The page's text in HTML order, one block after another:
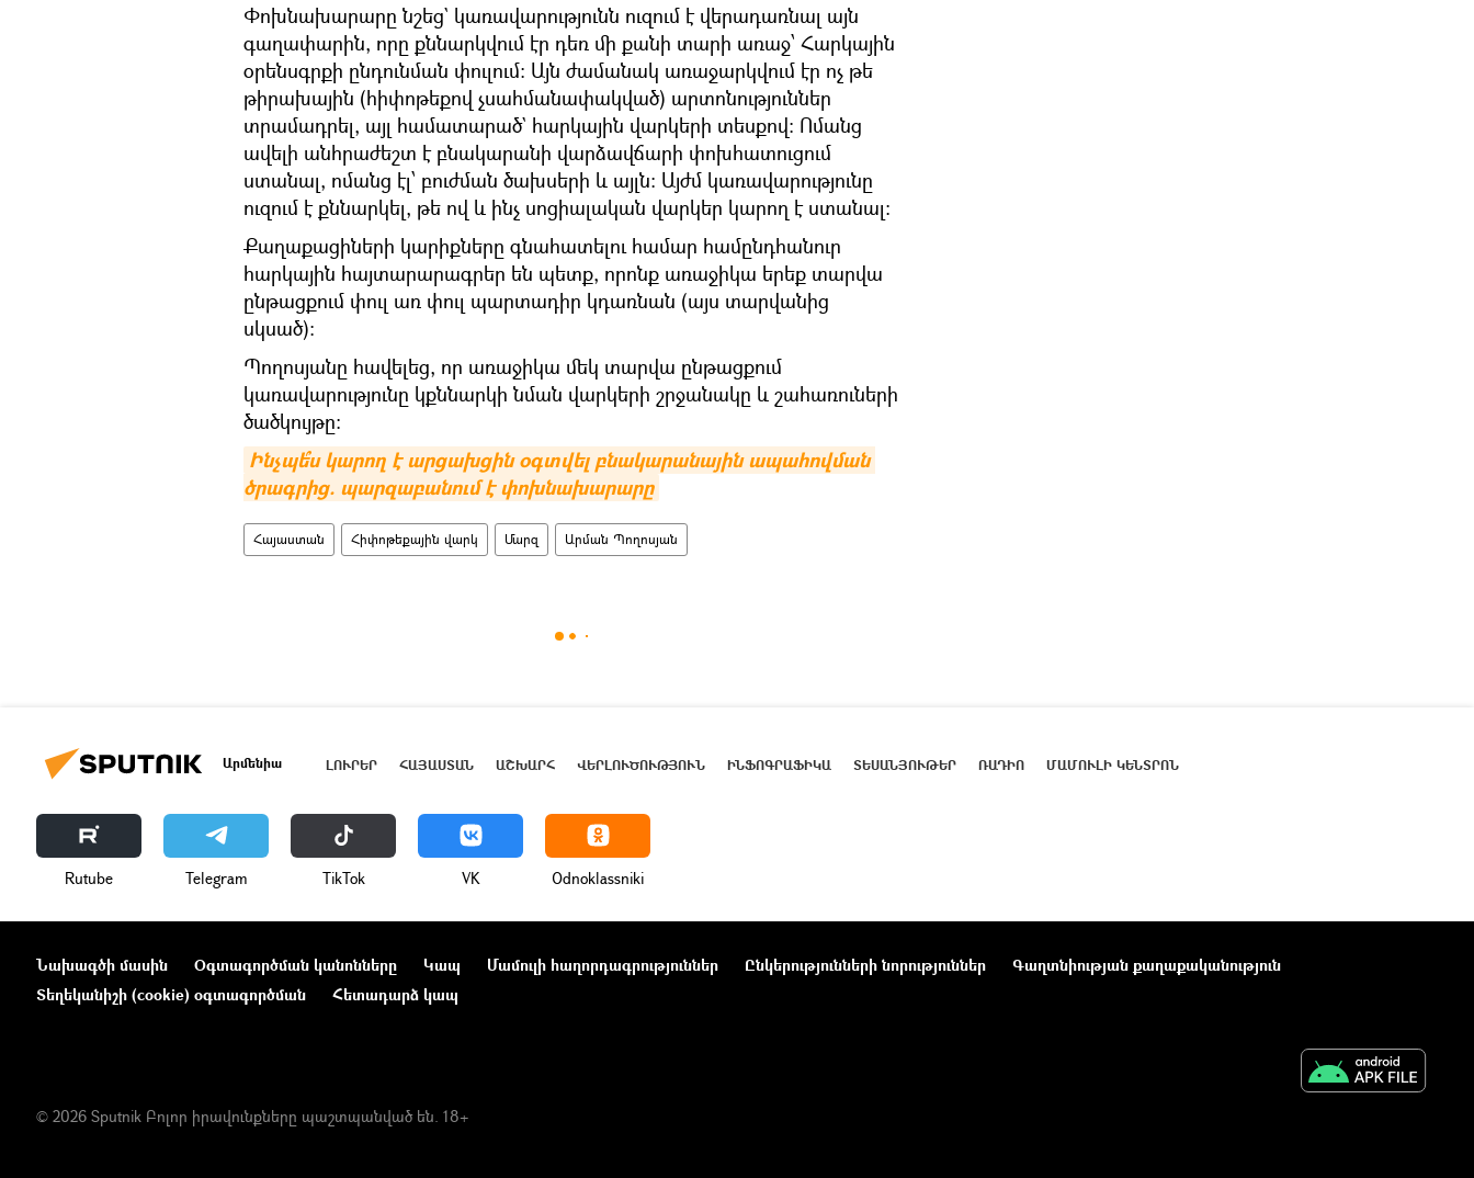
Փոխնախարարը նշեց` կառավարությունն ուզում է վերադառնալ այն
գաղափարին, որը քննարկվում էր դեռ մի քանի տարի առաջ՝ Հարկային
օրենսգրքի ընդունման փուլում։ Այն ժամանակ առաջարկվում էր ոչ թե
թիրախային (հիփոթեքով չսահմանափակված) արտոնություններ
տրամադրել, այլ համատարած` հարկային վարկերի տեսքով։ Ոմանց
ավելի անհրաժեշտ է բնակարանի վարձավճարի փոխհատուցում
ստանալ, ոմանց էլ՝ բուժման ծախսերի և այլն։ Այժմ կառավարությունը
ուզում է քննարկել, թե ով և ինչ սոցիալական վարկեր կարող է ստանալ։
Քաղաքացիների կարիքները գնահատելու համար համընդհանուր
հարկային հայտարարագրեր են պետք, որոնք առաջիկա երեք տարվա
ընթացքում փուլ առ փուլ պարտադիր կդառնան (այս տարվանից
սկսած)։
Պողոսյանը հավելեց, որ առաջիկա մեկ տարվա ընթացքում
կառավարությունը կքննարկի նման վարկերի շրջանակը և շահառուների
ծածկույթը։
Ինչպե՞ս կարող է արցախցին օգտվել բնակարանային ապահովման
ծրագրից. պարզաբանում է փոխնախարարը
Հայաստան Հիփոթեքային վարկ Մարզ Արման Պողոսյան
Արմենիա ԼՈՒՐԵՐ ՀԱՅԱՍՏԱՆ ԱՇԽԱՐՀ ՎԵՐԼՈՒԾՈՒԹՅՈՒՆ ԻՆՖՈԳՐԱՖԻԿԱ ՏԵՍԱՆՅՈՒԹԵՐ ՌԱԴԻՈ ՄԱՄՈՒԼԻ ԿԵՆՏՐՈՆ
Rutube Telegram ТikТоk VK Odnoklassniki
Նախագծի մասին Օգտագործման կանոնները Կապ Մամուլի հաղորդագրություններ Ընկերությունների նորություններ
Գաղտնիության քաղաքականություն
Տեղեկանիշի (cookie) օգտագործման
Հետադարձ կապ
© 2026 Sputnik Բոլոր իրավունքները պաշտպանված են. 18+